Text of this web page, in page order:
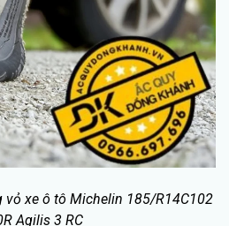
xe ô tô Michelin 185/R14C102
Agilis 3 RC